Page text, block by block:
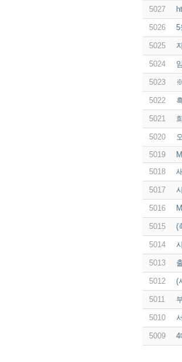
5027
5026 5
5025
5024
5023
5022
5021
5020
5019
5018
5017
5016
5015 (
5014
5013
5012 (
5011
5010
5009 4